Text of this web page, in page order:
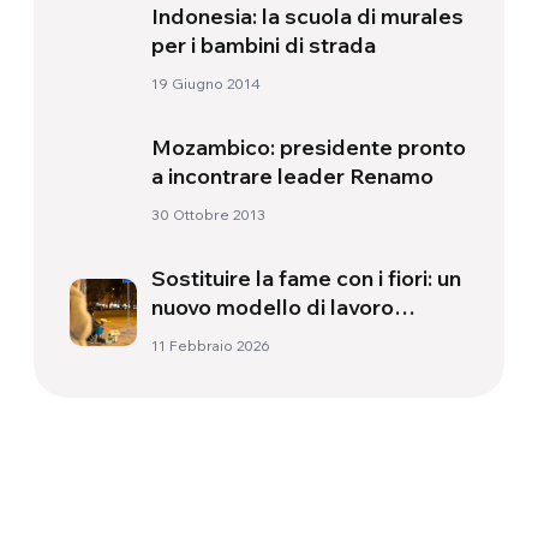
Indonesia: la scuola di murales
per i bambini di strada
19 Giugno 2014
Mozambico: presidente pronto
a incontrare leader Renamo
30 Ottobre 2013
Sostituire la fame con i fiori: un
nuovo modello di lavoro
sociale per le persone senza
11 Febbraio 2026